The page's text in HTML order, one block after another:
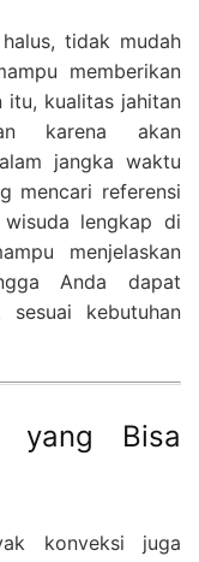
tidak mudah
memberikan
itu, kualitas jahitan
karena akan
jangka waktu
mencari referensi
wisuda lengkap di
menjelaskan
Anda dapat
kebutuhan
yang Bisa
konveksi juga